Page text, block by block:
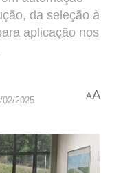
da seleção à
aplicação nos
02/2025
AA